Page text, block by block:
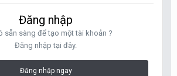
Đăng nhập
sẵn sàng để tạo một tài khoản ?
Đăng nhập tại đây.
Đăng nhập ngay